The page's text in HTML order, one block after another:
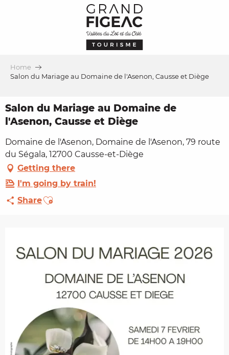
Home
Salon du Mariage au Domaine de l'Asenon, Causse et Diège
Salon du Mariage au Domaine de
l'Asenon, Causse et Diège
Domaine de l'Asenon, Domaine de l'Asenon, 79 route
du Ségala, 12700 Causse-et-Diège
Getting there
I'm going by train!
ShareAjouter aux favoris